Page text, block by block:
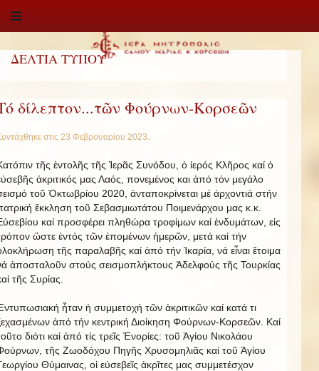
ΔΕΛΤΙΑ ΤΥΠΟΥ
δίλεπτον...τῶν Φούρνων-Κορσεῶν
στις 23 Φεβρουαρίου 2023.
τῆς ἐντολῆς τῆς Ἱερᾶς Συνόδου, ὁ ἱερός Κλῆρος καί ὁ
ἀκριτικός μας Λαός, πονεμένος και ἀπό τόν μεγάλο
τοῦ Ὀκτωβρίου 2020, ἀνταποκρίνεται μέ ἀρχοντιά στήν
ἔκκληση τοῦ Σεβασμιωτάτου Ποιμενάρχου μας κ.κ.
καί προσφέρει πληθώρα τροφίμων καί ἐνδυμάτων, εἰς
ὥστε ἐντός τῶν ἑπομένων ἡμερῶν, μετά καί τήν
τῆς παραλαβῆς καί ἀπό τήν Ἰκαρία, νά εἶναι ἔτοιμα
ἀποσταλοῦν στούς σεισμοπλήκτους Ἀδελφούς τῆς Τουρκίας
τῆς Συρίας.
ἦταν ἡ συμμετοχή τῶν ἀκριτικῶν καί κατά τι
ἀπό τήν κεντρική Διοίκηση Φούρνων-Κορσεῶν. Καί
διότι καί ἀπό τίς τρεῖς Ἐνορίες: τοῦ Ἁγίου Νικολάου
τῆς Ζωοδόχου Πηγῆς Χρυσομηλιᾶς καί τοῦ Ἁγίου
Θύμαινας, οἱ εὐσεβεῖς ἀκρῖτες μας συμμετέσχον